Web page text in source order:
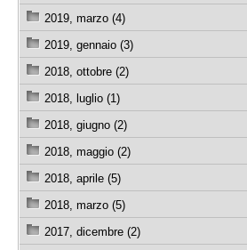
2019, marzo (4)
2019, gennaio (3)
2018, ottobre (2)
2018, luglio (1)
2018, giugno (2)
2018, maggio (2)
2018, aprile (5)
2018, marzo (5)
2017, dicembre (2)